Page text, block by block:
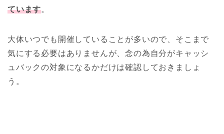
ています。
大体いつでも開催していることが多いので、そこまで
気にする必要はありませんが、念の為自分がキャッシ
ュバックの対象になるかだけは確認しておきましょ
う。